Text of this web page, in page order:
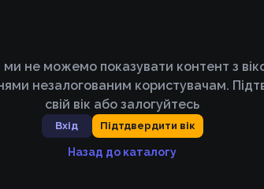
не можемо показувати контент з
незалогованим користувачам.
свій вік або залогуйтесь
Вхід Підтдвердити вік
Назад до каталогу